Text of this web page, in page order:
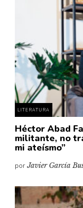
LITERATURA
Héctor Abad
militante, no
mi ateísmo”
porJavier García